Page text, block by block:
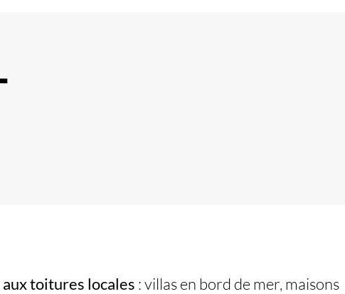
toitures locales : villas en bord de mer, maisons